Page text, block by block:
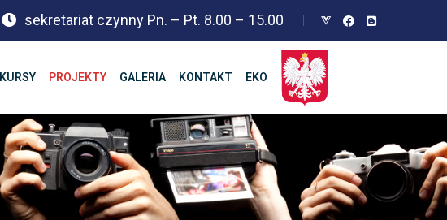
sekretariat czynny Pn. – Pt. 8.00 – 15.00
KURSY PROJEKTY GALERIA KONTAKT EKO